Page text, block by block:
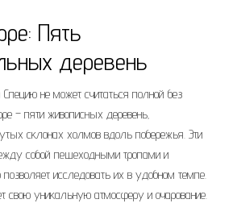
Пять
деревень
не может считаться полной без
– пяти живописных деревень‚
склонах холмов вдоль побережья. Эти
собой пешеходными тропами и
позволяет исследовать их в удобном темпе.
свою уникальную атмосферу и очарование.